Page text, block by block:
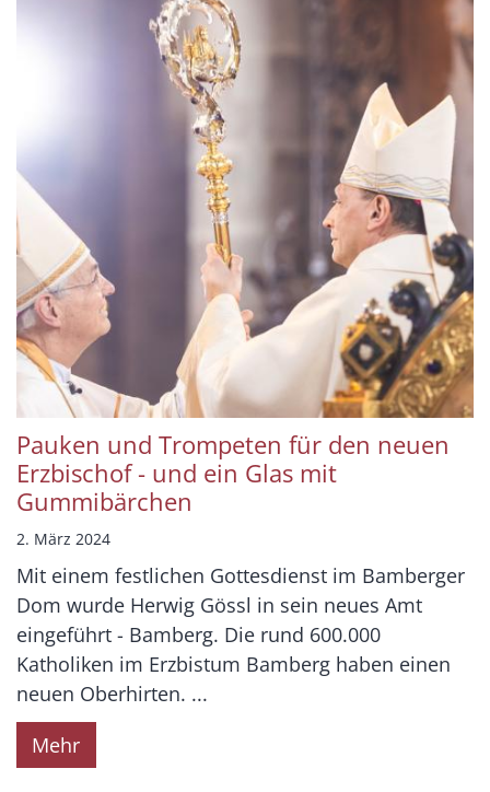
Pauken und Trompeten für den neuen
Erzbischof - und ein Glas mit
Gummibärchen
2. März 2024
Mit einem festlichen Gottesdienst im Bamberger
Dom wurde Herwig Gössl in sein neues Amt
eingeführt - Bamberg. Die rund 600.000
Katholiken im Erzbistum Bamberg haben einen
neuen Oberhirten. ...
Mehr